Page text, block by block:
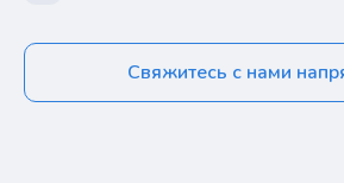
Свяжитесь с нами